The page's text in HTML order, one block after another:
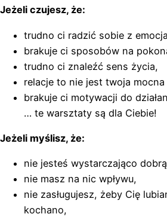
Jeżeli czujesz, że:
trudno ci radzić sobie z
brakuje ci sposobów na
trudno ci znaleźć sens życia,
relacje to nie jest twoja
brakuje ci motywacji do
… te warsztaty są dla Ciebie!
Jeżeli myślisz, że:
nie jesteś wystarczająco
nie masz na nic wpływu,
nie zasługujesz, żeby Cię
kochano,